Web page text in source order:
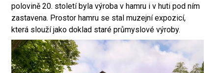
polovině 20. století byla výroba v hamru i v huti pod ním
zastavena. Prostor hamru se stal muzejní expozicí,
která slouží jako doklad staré průmyslové výroby.